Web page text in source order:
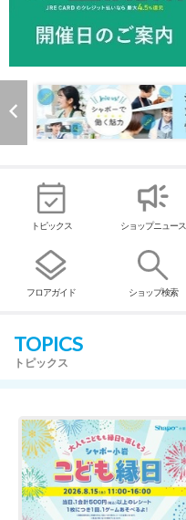
トピックス ショップニュース
フロアガイド ショップ検索
TOPICS
トピックス